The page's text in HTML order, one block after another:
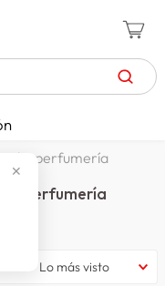
✕
perfumería
perfumería
Lo más visto